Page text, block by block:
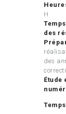
H
des
des
Étude